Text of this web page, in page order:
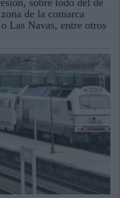
sobre todo del de
de la comarca
Las Navas, entre otros